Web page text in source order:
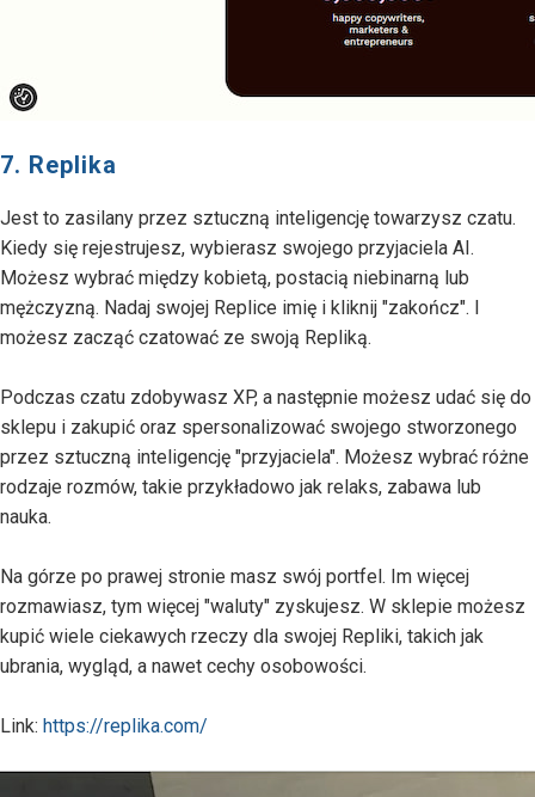
7. Replika
Jest to zasilany przez sztuczną inteligencję towarzysz czatu.
Kiedy się rejestrujesz, wybierasz swojego przyjaciela AI.
Możesz wybrać między kobietą, postacią niebinarną lub
mężczyzną. Nadaj swojej Replice imię i kliknij "zakończ". I
możesz zacząć czatować ze swoją Repliką.
Podczas czatu zdobywasz XP, a następnie możesz udać się do
sklepu i zakupić oraz spersonalizować swojego stworzonego
przez sztuczną inteligencję "przyjaciela". Możesz wybrać różne
rodzaje rozmów, takie przykładowo jak relaks, zabawa lub
nauka.
Na górze po prawej stronie masz swój portfel. Im więcej
rozmawiasz, tym więcej "waluty" zyskujesz. W sklepie możesz
kupić wiele ciekawych rzeczy dla swojej Repliki, takich jak
ubrania, wygląd, a nawet cechy osobowości.
Link: https://replika.com/